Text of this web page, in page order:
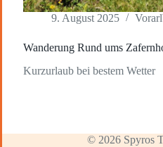
9. August 2025
Wanderung Rund ums
Kurzurlaub bei bestem Wetter
© 2026 Spyros